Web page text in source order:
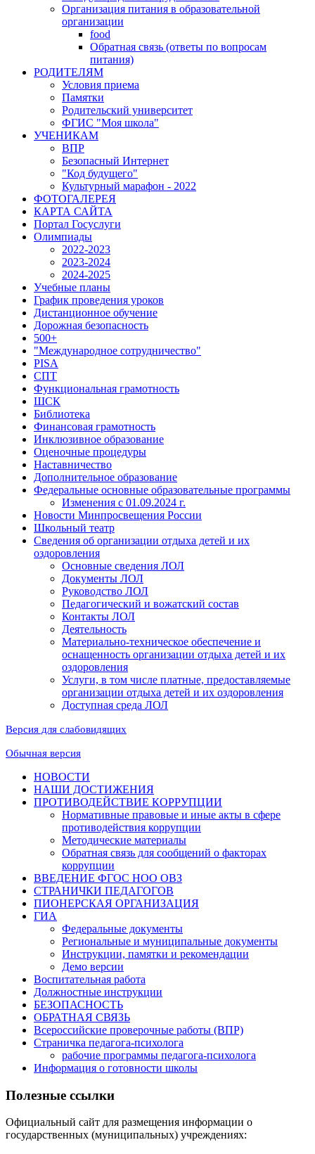
Организация питания в образовательной
организации
food
Обратная связь (ответы по вопросам
питания)
РОДИТЕЛЯМ
Условия приема
Памятки
Родительский университет
ФГИС "Моя школа"
УЧЕНИКАМ
ВПР
Безопасный Интернет
"Код будущего"
Культурный марафон - 2022
ФОТОГАЛЕРЕЯ
КАРТА САЙТА
Портал Госуслуги
Олимпиады
2022-2023
2023-2024
2024-2025
Учебные планы
График проведения уроков
Дистанционное обучение
Дорожная безопасность
500+
"Международное сотрудничество"
PISA
СПТ
Функциональная грамотность
ШСК
Библиотека
Финансовая грамотность
Инклюзивное образование
Оценочные процедуры
Наставничество
Дополнительное образование
Федеральные основные образовательные программы
Изменения с 01.09.2024 г.
Новости Минпросвещения России
Школьный театр
Сведения об организации отдыха детей и их
оздоровления
Основные сведения ЛОЛ
Документы ЛОЛ
Руководство ЛОЛ
Педагогический и вожатский состав
Контакты ЛОЛ
Деятельность
Материально-техническое обеспечение и
оснащенность организации отдыха детей и их
оздоровления
Услуги, в том числе платные, предоставляемые
организации отдыха детей и их оздоровления
Доступная среда ЛОЛ
Версия для слабовидящих
Обычная версия
НОВОСТИ
НАШИ ДОСТИЖЕНИЯ
ПРОТИВОДЕЙСТВИЕ КОРРУПЦИИ
Нормативные правовые и иные акты в сфере
противодействия коррупции
Методические материалы
Обратная связь для сообщений о факторах
коррупции
ВВЕДЕНИЕ ФГОС НОО ОВЗ
СТРАНИЧКИ ПЕДАГОГОВ
ПИОНЕРСКАЯ ОРГАНИЗАЦИЯ
ГИА
Федеральные документы
Региональные и муниципальные документы
Инструкции, памятки и рекомендации
Демо версии
Воспитательная работа
Должностные инструкции
БЕЗОПАСНОСТЬ
ОБРАТНАЯ СВЯЗЬ
Всероссийские проверочные работы (ВПР)
Страничка педагога-психолога
рабочие программы педагога-психолога
Информация о готовности школы
Полезные ссылки
Официальный сайт для размещения информации о
государственных (муниципальных) учреждениях: